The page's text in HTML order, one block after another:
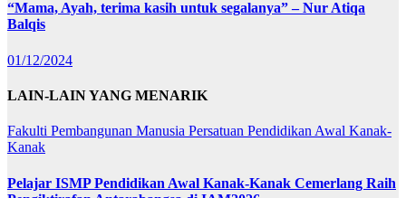
“Mama, Ayah, terima kasih untuk segalanya” – Nur Atiqa
Balqis
01/12/2024
LAIN-LAIN YANG MENARIK
Fakulti Pembangunan Manusia Persatuan Pendidikan Awal Kanak-
Kanak
Pelajar ISMP Pendidikan Awal Kanak-Kanak Cemerlang Raih